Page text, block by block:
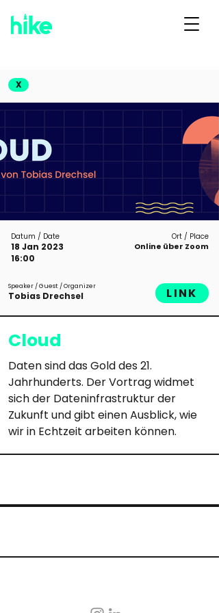
X
Datum / Date
18 Jan 2023
Ort / Place
Online über Zoom
16:00
Speaker / Guest / Organizer
Tobias Drechsel LINK
Cloud
Daten sind das Gold des 21.
Jahrhunderts. Der Vortrag widmet
sich der Dateninfrastruktur der
Zukunft und gibt einen Ausblick, wie
wir in Echtzeit arbeiten können.